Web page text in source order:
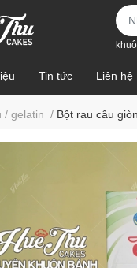
Tin tức Liên hệ
/ gelatin / Bột rau câu